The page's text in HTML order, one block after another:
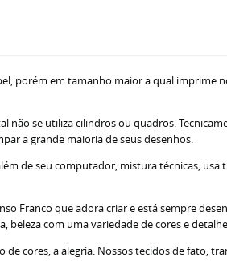
porém em tamanho maior a qual imprime
se utiliza cilindros ou quadros.
a grande maioria de seus desenhos.
de seu computador, mistura técnicas,
Franco que adora criar e está sempre
com uma variedade de cores e
cores, a alegria. Nossos tecidos de fato,